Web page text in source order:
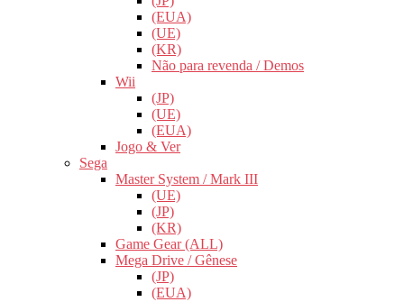
(EUA)
(UE)
(KR)
Não para revenda / Demos
Wii
(JP)
(UE)
(EUA)
Jogo & Ver
Sega
Master System / Mark III
(UE)
(JP)
(KR)
Game Gear (ALL)
Mega Drive / Gênese
(JP)
(EUA)